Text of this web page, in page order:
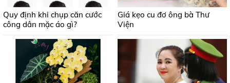
Quy định khi chụp căn cước
công dân mặc áo gì?
Giá kẹo cu đơ ông bà Thư
Viện